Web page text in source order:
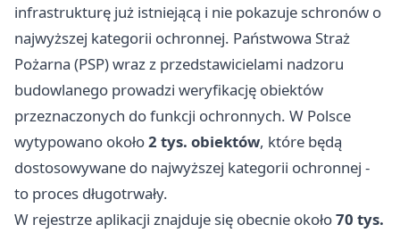
infrastrukturę już istniejącą i nie pokazuje schronów o
najwyższej kategorii ochronnej. Państwowa Straż
Pożarna (PSP) wraz z przedstawicielami nadzoru
budowlanego prowadzi weryfikację obiektów
przeznaczonych do funkcji ochronnych. W Polsce
wytypowano około2 tys. obiektów, które będą
dostosowywane do najwyższej kategorii ochronnej -
to proces długotrwały.
W rejestrze aplikacji znajduje się obecnie około70 tys.